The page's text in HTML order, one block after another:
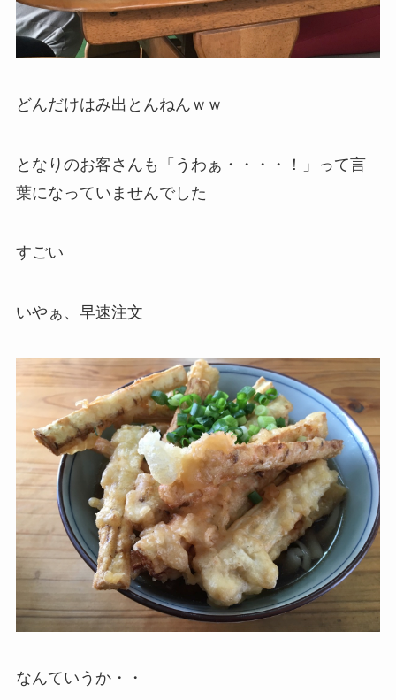
どんだけはみ出とんねんｗｗ
となりのお客さんも「うわぁ・・・・！」って言
葉になっていませんでした
すごい
いやぁ、早速注文
なんていうか・・